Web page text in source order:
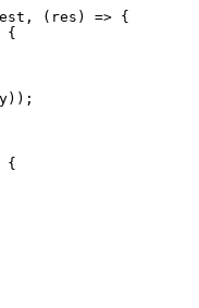
(res) => {